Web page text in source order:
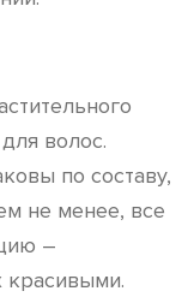
волос.
по составу,
не менее, все
–
красивыми.